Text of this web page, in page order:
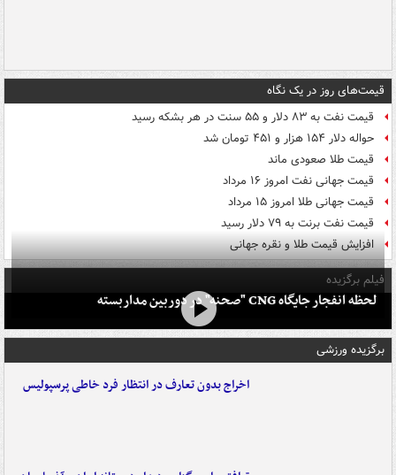
قیمت‌های روز در یک نگاه
قیمت نفت به ۸۳ دلار و ۵۵ سنت در هر بشکه رسید
حواله دلار ۱۵۴ هزار و ۴۵۱ تومان شد
قیمت طلا صعودی ماند
قیمت جهانی نفت امروز ۱۶ مرداد
قیمت جهانی طلا امروز ۱۵ مرداد
قیمت نفت برنت به ۷۹ دلار رسید
افزایش قیمت طلا و نقره جهانی
فیلم برگزیده
لحظه انفجار جایگاه CNG "صحنه" در دوربین مداربسته
برگزیده ورزشی
اخراج بدون تعارف در انتظار فرد خاطی پرسپولیس